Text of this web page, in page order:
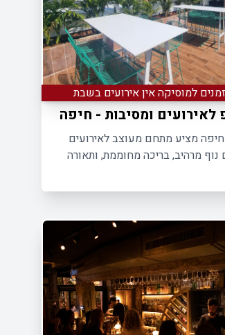
למוסיקה אין אירועים בשבת
לאירועים ומסיבות - חיפה
מציע מתחם מעוצב לאירועים
נוף מרהיב, בריכה מחוממת, ותאורה